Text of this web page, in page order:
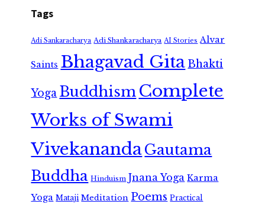
Tags
Adi Sankaracharya Adi Shankaracharya AI Stories Alvar
Saints Bhagavad GitaBhakti
Yoga Buddhism Complete
Works of Swami
VivekanandaGautama
Buddha Hinduism Jnana Yoga Karma
Yoga Mataji Meditation Poems Practical